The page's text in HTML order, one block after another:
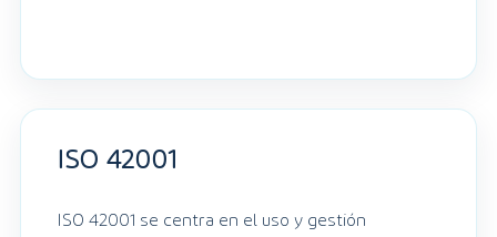
ISO 42001
ISO 42001 se centra en el uso y gestión